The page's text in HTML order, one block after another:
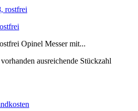
Opinel Messer mit...
ausreichende Stückzahl